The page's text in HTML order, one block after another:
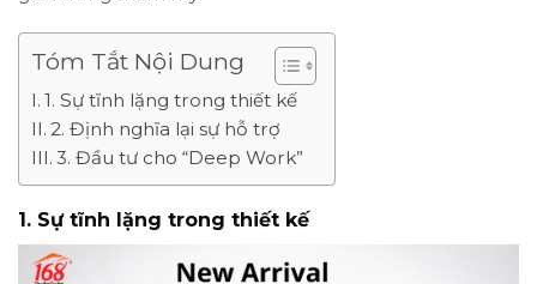
Tóm Tắt Nội Dung
1. Sự tĩnh lặng trong thiết kế
2. Định nghĩa lại sự hỗ trợ
3. Đầu tư cho “Deep Work”
1. Sự tĩnh lặng trong thiết kế